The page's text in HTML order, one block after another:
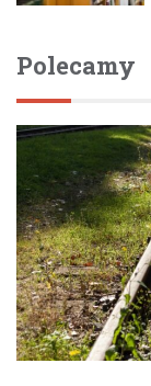
Polecamy